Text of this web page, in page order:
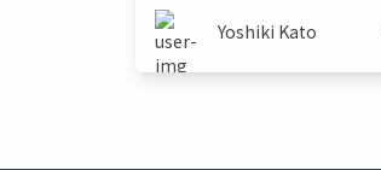
Yoshiki Kato